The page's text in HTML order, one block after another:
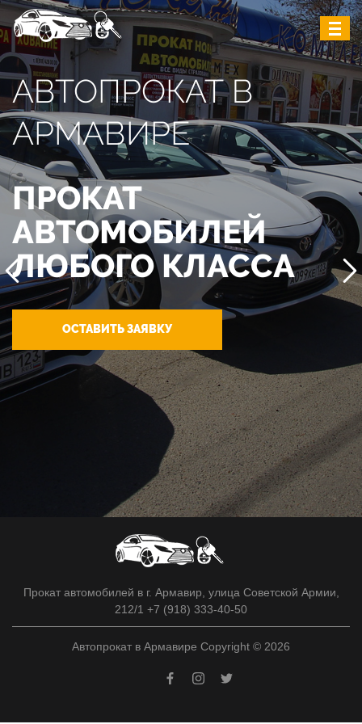
АВТОПРОКАТ В
АРМАВИРЕ
ПРОКАТ
АВТОМОБИЛЕЙ
ЛЮБОГО КЛАССА
ОСТАВИТЬ ЗАЯВКУ
Прокат автомобилей в г. Армавир, улица Советской Армии,
212/1 +7 (918) 333-40-50
Автопрокат в Армавире Copyright © 2026